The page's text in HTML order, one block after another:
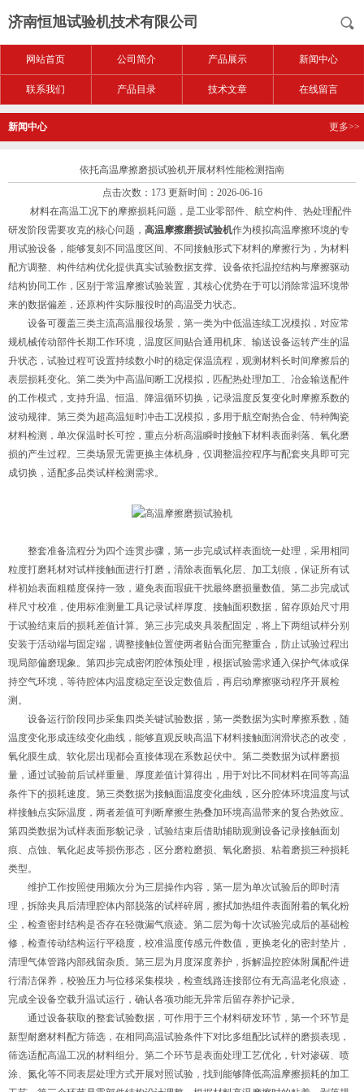
济南恒旭试验机技术有限公司
网站首页 公司简介 产品展示 新闻中心
联系我们 产品目录 技术文章 在线留言
新闻中心 更多>>
依托高温摩擦磨损试验机开展材料性能检测指南
点击次数：173 更新时间：2026-06-16
材料在高温工况下的摩擦损耗问题，是工业零部件、航空构件、热处理配件
研发阶段需要攻克的核心问题， 高温摩擦磨损试验机作为模拟高温摩擦环境的专
用试验设备，能够复刻不同温度区间、不同接触形式下材料的摩擦行为，为材料
配方调整、构件结构优化提供真实试验数据支撑。设备依托温控结构与摩擦驱动
结构协同工作，区别于常温摩擦试验装置，其核心优势在于可以消除常温环境带
来的数据偏差，还原构件实际服役时的高温受力状态。
设备可覆盖三类主流高温服役场景，第一类为中低温连续工况模拟，对应常
规机械传动部件长期工作环境，温度区间贴合通用机床、输送设备运转产生的温
升状态，试验过程可设置持续数小时的稳定保温流程，观测材料长时间摩擦后的
表层损耗变化。第二类为中高温间断工况模拟，匹配热处理加工、冶金输送配件
的工作模式，支持升温、恒温、降温循环切换，记录温度反复变化时摩擦系数的
波动规律。第三类为超高温短时冲击工况模拟，多用于航空耐热合金、特种陶瓷
材料检测，单次保温时长可控，重点分析高温瞬时接触下材料表面剥落、氧化磨
损的产生过程。三类场景无需更换主体机身，仅调整温控程序与配套夹具即可完
成切换，适配多品类试样检测需求。
整套准备流程分为四个连贯步骤，第一步完成试样表面统一处理，采用相同
粒度打磨耗材对试样接触面进行打磨，清除表面氧化层、加工划痕，保证所有试
样初始表面粗糙度保持一致，避免表面瑕疵干扰最终磨损量数值。第二步完成试
样尺寸校准，使用标准测量工具记录试样厚度、接触面积数据，留存原始尺寸用
于试验结束后的损耗差值计算。第三步完成夹具装配固定，将上下两组试样分别
安装于活动端与固定端，调整接触位置使两者贴合面完整重合，防止试验过程出
现局部偏磨现象。第四步完成密闭腔体预处理，根据试验需求通入保护气体或保
持空气环境，等待腔体内温度稳定至设定数值后，再启动摩擦驱动程序开展检
测。
设备运行阶段同步采集四类关键试验数据，第一类数据为实时摩擦系数，随
温度变化形成连续变化曲线，能够直观反映高温下材料接触面润滑状态的改变，
氧化膜生成、软化层出现都会直接体现在系数起伏中。第二类数据为试样磨损
量，通过试验前后试样重量、厚度差值计算得出，用于对比不同材料在同等高温
条件下的损耗速度。第三类数据为接触面温度变化曲线，区分腔体环境温度与试
样接触点实际温度，两者差值可判断摩擦生热叠加环境高温带来的复合热效应。
第四类数据为试样表面形貌记录，试验结束后借助辅助观测设备记录接触面划
痕、点蚀、氧化起皮等损伤形态，区分磨粒磨损、氧化磨损、粘着磨损三种损耗
类型。
维护工作按照使用频次分为三层操作内容，第一层为单次试验后的即时清
理，拆除夹具后清理腔体内部脱落的试样碎屑，擦拭加热组件表面附着的氧化粉
尘，检查密封结构是否存在轻微漏气痕迹。第二层为每十次试验完成后的基础检
修，检查传动结构运行平稳度，校准温度传感元件数值，更换老化的密封垫片，
清理气体管路内部残留杂质。第三层为月度深度养护，拆解温控腔体附属配件进
行清洁保养，校验压力与位移采集模块，检查线路连接部位有无高温老化痕迹，
完成全设备空载升温试运行，确认各项功能无异常后留存养护记录。
通过设备获取的整套试验数据，可作用于三个材料研发环节，第一个环节是
新型耐磨材料配方筛选，在相同高温试验条件下对比多组配比试样的磨损表现，
筛选适配高温工况的材料组分。第二个环节是表面处理工艺优化，针对渗碳、喷
涂、氮化等不同表层处理方式开展对照试验，找到能够降低高温摩擦损耗的加工